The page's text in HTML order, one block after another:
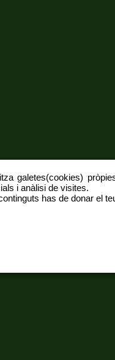
galetes(cookies)
i anàlisi de visites.
has de donar el